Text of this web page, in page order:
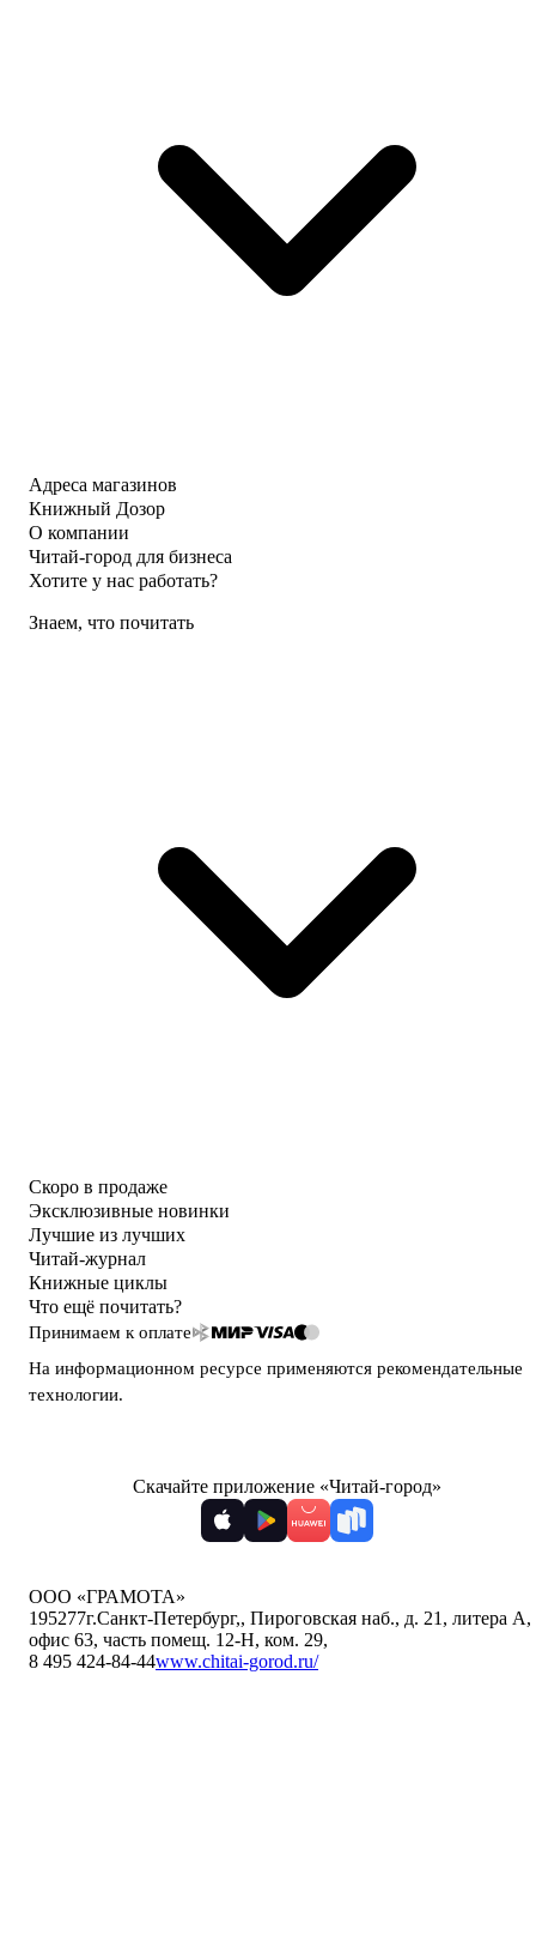
Адреса магазинов
Книжный Дозор
О компании
Читай-город для бизнеса
Хотите у нас работать?
Знаем, что почитать
Скоро в продаже
Эксклюзивные новинки
Лучшие из лучших
Читай-журнал
Книжные циклы
Что ещё почитать?
Принимаем к оплате
На информационном ресурсе применяются рекомендательные
технологии.
Скачайте приложение «Читай-город»
ООО «ГРАМОТА»
195277г.Санкт-Петербург,, Пироговская наб., д. 21, литера А,
офис 63, часть помещ. 12-Н, ком. 29,
8 495 424-84-44www.chitai-gorod.ru/